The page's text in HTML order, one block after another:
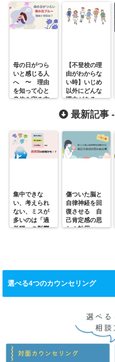
母の日がつら
いと感じる人
へ 〜 理由
を知って心と
身体を守る方
【不登校の理
由がわからな
い時】いじめ
以外にどんな
理由がある
の？
最新記事 -
集中できな
い、考えられ
ない、ミスが
多いのは「過
覚醒」の影響
傷ついた脳と
自律神経を回
復させる 自
己肯定感の思
わぬ効用
選べる4つのカウンセリング